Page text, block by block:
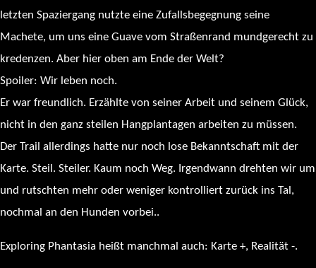
letzten Spaziergang nutzte eine Zufallsbegegnung seine
Machete, um uns eine Guave vom Straßenrand mundgerecht zu
kredenzen. Aber hier oben am Ende der Welt?
Spoiler: Wir leben noch.
Er war freundlich. Erzählte von seiner Arbeit und seinem Glück,
nicht in den ganz steilen Hangplantagen arbeiten zu müssen.
Der Trail allerdings hatte nur noch lose Bekanntschaft mit der
Karte. Steil. Steiler. Kaum noch Weg. Irgendwann drehten wir um
und rutschten mehr oder weniger kontrolliert zurück ins Tal,
nochmal an den Hunden vorbei..
Exploring Phantasia heißt manchmal auch: Karte +, Realität -.